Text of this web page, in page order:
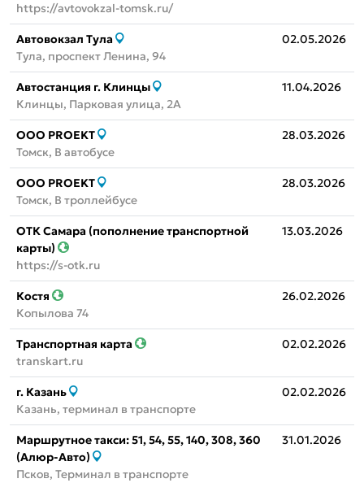
https://avtovokzal-tomsk.ru/
Автовокзал Тула
Тула, проспект Ленина, 94
02.05.2026
Автостанция г. Клинцы
Клинцы, Парковая улица, 2А
11.04.2026
ООО PROEKT
Томск, В автобусе
28.03.2026
ООО PROEKT
Томск, В троллейбусе
28.03.2026
ОТК Самара (пополнение транспортной
карты)
https://s-otk.ru
13.03.2026
Костя
Копылова 74
26.02.2026
Транспортная карта
transkart.ru
02.02.2026
г. Казань
Казань, терминал в транспорте
02.02.2026
Маршрутное такси: 51, 54, 55, 140, 308, 360
(Алюр-Авто)
Псков, Терминал в транспорте
31.01.2026